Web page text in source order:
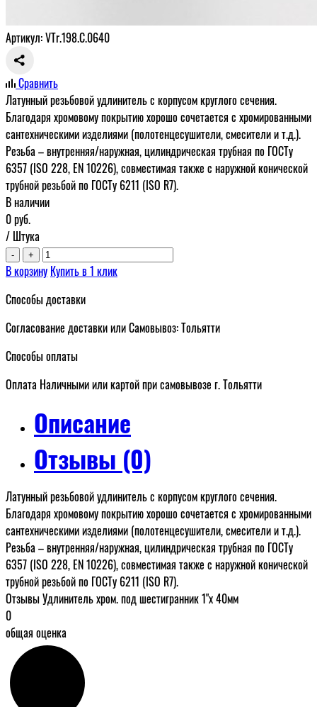
Артикул: VTr.198.C.0640
Сравнить
Латунный резьбовой удлинитель с корпусом круглого сечения.
Благодаря хромовому покрытию хорошо сочетается с хромированными
сантехническими изделиями (полотенцесушители, смесители и т.д.).
Резьба – внутренняя/наружная, цилиндрическая трубная по ГОСТу
6357 (ISO 228, EN 10226), совместимая также с наружной конической
трубной резьбой по ГОСТу 6211 (ISO R7).
В наличии
0руб.
/ Штука
- +
В корзину Купить в 1 клик
Способы доставки
Согласование доставки или Самовывоз: Тольятти
Способы оплаты
Оплата Наличными или картой при самовывозе г. Тольятти
Описание
Отзывы (0)
Латунный резьбовой удлинитель с корпусом круглого сечения.
Благодаря хромовому покрытию хорошо сочетается с хромированными
сантехническими изделиями (полотенцесушители, смесители и т.д.).
Резьба – внутренняя/наружная, цилиндрическая трубная по ГОСТу
6357 (ISO 228, EN 10226), совместимая также с наружной конической
трубной резьбой по ГОСТу 6211 (ISO R7).
Отзывы Удлинитель хром. под шестигранник 1"х 40мм
0
общая оценка